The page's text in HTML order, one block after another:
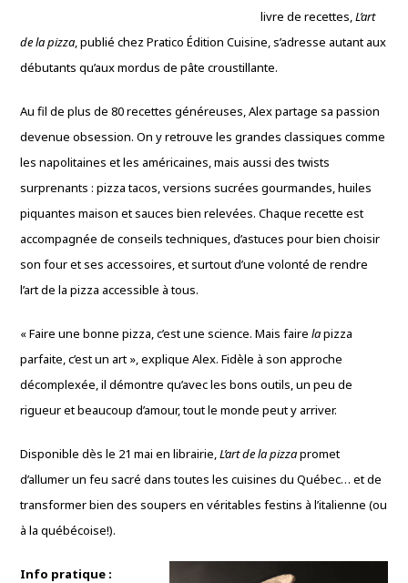
livre de recettes,L’art
de la pizza, publié chez Pratico Édition Cuisine, s’adresse autant aux
débutants qu’aux mordus de pâte croustillante.
Au fil de plus de 80 recettes généreuses, Alex partage sa passion
devenue obsession. On y retrouve les grandes classiques comme
les napolitaines et les américaines, mais aussi des twists
surprenants : pizza tacos, versions sucrées gourmandes, huiles
piquantes maison et sauces bien relevées. Chaque recette est
accompagnée de conseils techniques, d’astuces pour bien choisir
son four et ses accessoires, et surtout d’une volonté de rendre
l’art de la pizza accessible à tous.
« Faire une bonne pizza, c’est une science. Mais fairelapizza
parfaite, c’est un art », explique Alex. Fidèle à son approche
décomplexée, il démontre qu’avec les bons outils, un peu de
rigueur et beaucoup d’amour, tout le monde peut y arriver.
Disponible dès le 21 mai en librairie,L’art de la pizzapromet
d’allumer un feu sacré dans toutes les cuisines du Québec… et de
transformer bien des soupers en véritables festins à l’italienne (ou
à la québécoise!).
Info pratique :